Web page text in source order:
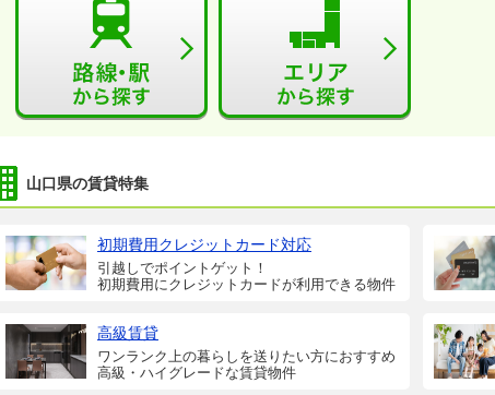
山口県の賃貸特集
初期費用クレジットカード対応
引越しでポイントゲット！
初期費用にクレジットカードが利用できる物件
高級賃貸
ワンランク上の暮らしを送りたい方におすすめ
高級・ハイグレードな賃貸物件